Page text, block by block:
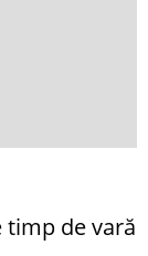
timp de vară